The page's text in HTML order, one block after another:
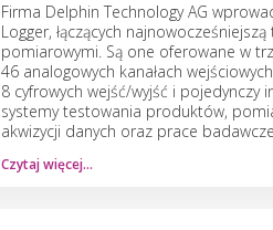
Firma Delphin Technology AG
Logger, łączących
pomiarowymi. Są one oferowane w
46 analogowych kanałach
8 cyfrowych wejść/wyjść i pojedynczy
systemy testowania produktów,
akwizycji danych oraz prace
Czytaj więcej…